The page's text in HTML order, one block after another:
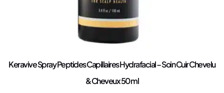
Keravive Spray Peptides Capillaires Hydrafacial – Soin Cuir Chevelu
& Cheveux 50 ml